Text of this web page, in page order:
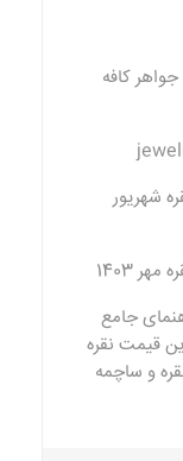
کافه
شهریور
1403
جامع
قیمت نقره
و ساچمه